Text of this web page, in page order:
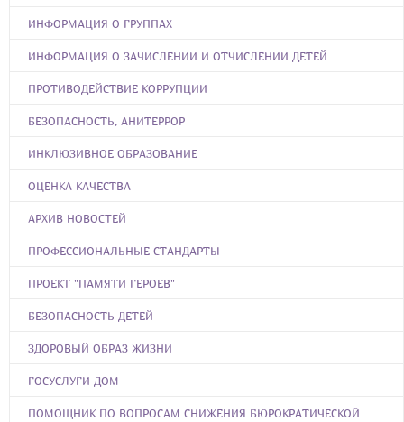
ИНФОРМАЦИЯ О ГРУППАХ
ИНФОРМАЦИЯ О ЗАЧИСЛЕНИИ И ОТЧИСЛЕНИИ ДЕТЕЙ
ПРОТИВОДЕЙСТВИЕ КОРРУПЦИИ
БЕЗОПАСНОСТЬ, АНИТЕРРОР
ИНКЛЮЗИВНОЕ ОБРАЗОВАНИЕ
ОЦЕНКА КАЧЕСТВА
АРХИВ НОВОСТЕЙ
ПРОФЕССИОНАЛЬНЫЕ СТАНДАРТЫ
ПРОЕКТ "ПАМЯТИ ГЕРОЕВ"
БЕЗОПАСНОСТЬ ДЕТЕЙ
ЗДОРОВЫЙ ОБРАЗ ЖИЗНИ
ГОСУСЛУГИ ДОМ
ПОМОЩНИК ПО ВОПРОСАМ СНИЖЕНИЯ БЮРОКРАТИЧЕСКОЙ